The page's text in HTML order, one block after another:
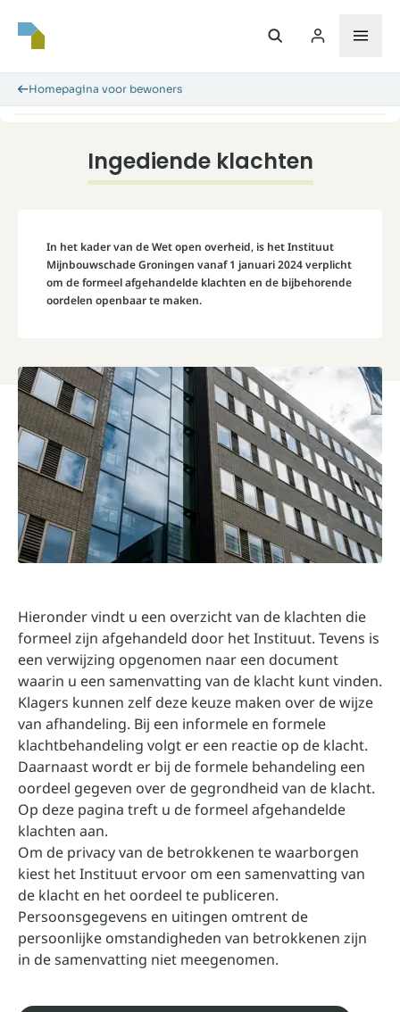
Homepagina voor bewoners
Ingediende klachten
In het kader van de Wet open overheid, is het Instituut
Mijnbouwschade Groningen vanaf 1 januari 2024 verplicht
om de formeel afgehandelde klachten en de bijbehorende
oordelen openbaar te maken.
Hieronder vindt u een overzicht van de klachten die
formeel zijn afgehandeld door het Instituut. Tevens is
een verwijzing opgenomen naar een document
waarin u een samenvatting van de klacht kunt vinden.
Klagers kunnen zelf deze keuze maken over de wijze
van afhandeling. Bij een informele en formele
klachtbehandeling volgt er een reactie op de klacht.
Daarnaast wordt er bij de formele behandeling een
oordeel gegeven over de gegrondheid van de klacht.
Op deze pagina treft u de formeel afgehandelde
klachten aan.
Om de privacy van de betrokkenen te waarborgen
kiest het Instituut ervoor om een samenvatting van
de klacht en het oordeel te publiceren.
Persoonsgegevens en uitingen omtrent de
persoonlijke omstandigheden van betrokkenen zijn
in de samenvatting niet meegenomen.